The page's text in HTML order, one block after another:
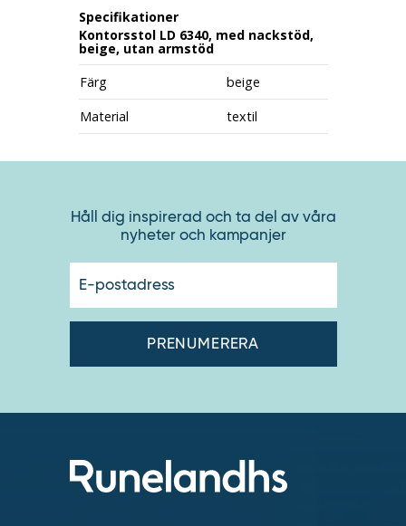
Specifikationer
Kontorsstol LD 6340, med nackstöd,
beige, utan armstöd
Färg
beige
Material
textil
Håll dig inspirerad och ta del av våra
nyheter och kampanjer